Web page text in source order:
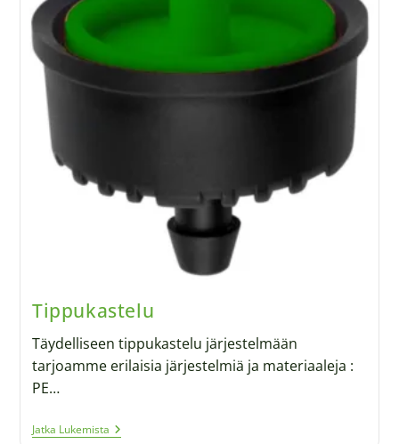
Tippukastelu
Täydelliseen tippukastelu järjestelmään
tarjoamme erilaisia järjestelmiä ja materiaaleja :
PE…
Jatka Lukemista